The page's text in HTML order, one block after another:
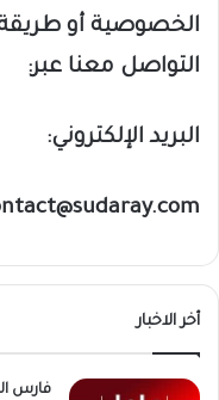
الخصوصية أو طريقة
التواصل معنا عبر:
البريد الإلكتروني:
أخر الاخبار
فارس